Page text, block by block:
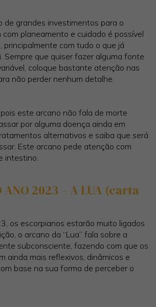
de grandes investimentos para o
com planeamento e cuidado é possível
principalmente com tudo o que já
Sempre que quiser fazer alguma fonte
coloque bastante atenção nas
não perder nenhum detalhe.
este arcano não fala de morte
por alguma doença ainda em
alternativos e saiba que será
Este arcano pede atenção com
intestino.
ANO 2023 – A LUA (carta
os escorpianos estarão muito ligados
o arcano da “Lua” fala sobre a
subconsciente, fazendo com que os
ainda mais reflexivos, dinâmicos e
base na sua forma de perceber o